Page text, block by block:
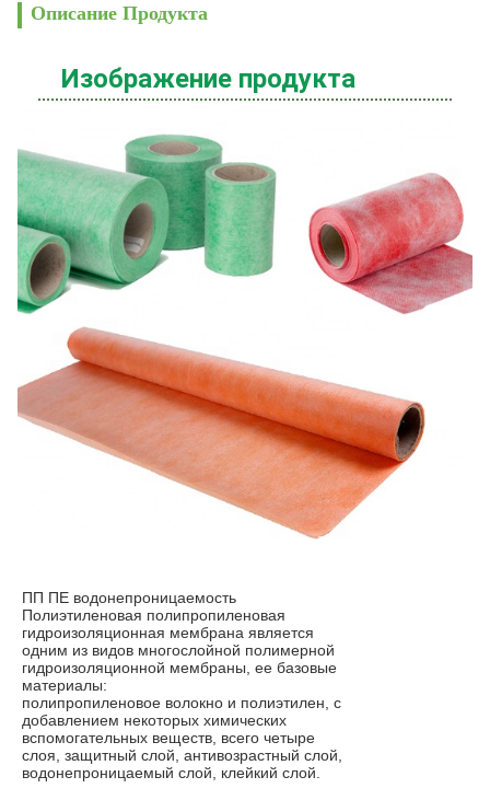
Описание Продукта
Изображение продукта
ПП ПЕ водонепроницаемость
Полиэтиленовая полипропиленовая
гидроизоляционная мембрана является
одним из видов многослойной полимерной
гидроизоляционной мембраны, ее базовые
материалы:
полипропиленовое волокно и полиэтилен, с
добавлением некоторых химических
вспомогательных веществ, всего четыре
слоя, защитный слой, антивозрастный слой,
водонепроницаемый слой, клейкий слой.